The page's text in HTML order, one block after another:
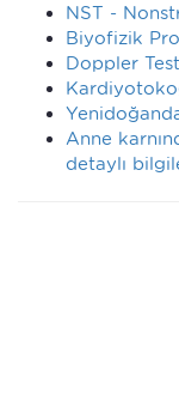
NST -
Biyofizik
Doppler
Anne
detaylı